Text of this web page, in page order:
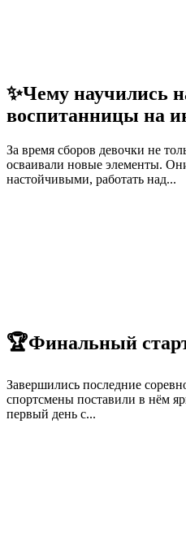
✨Чему научились
воспитанницы на
За время сборов девочки не
осваивали новые элементы.
настойчивыми, работать над...
🏆Финальный
Завершились последние
спортсмены поставили в нём
первый день с...